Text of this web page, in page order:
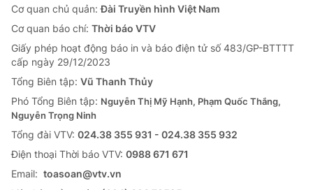
Cơ quan chủ quản:Đài Truyền hình Việt Nam
Cơ quan báo chí: Thời báo VTV
Giấy phép hoạt động báo in và báo điện tử số 483/GP-BTTTT
cấp ngày 29/12/2023
Tổng Biên tập: Vũ Thanh Thủy
Phó Tổng Biên tập: Nguyễn Thị Mỹ Hạnh, Phạm Quốc Thắng,
Nguyễn Trọng Ninh
Tổng đài VTV: 024.38 355 931 - 024.38 355 932
Ðiện thoại Thời báo VTV: 0988 671 671
Email: toasoan@vtv.vn